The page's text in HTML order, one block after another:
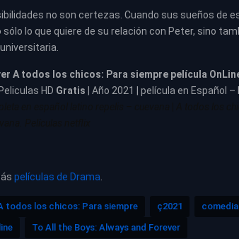
no son certezas. Cuando sus sueños de
sólo lo que quiere de su relación con Peter, sino
A todos los chicos: Para siempre película
Peliculas HD Gratis | Año 2021 | película en Español
películas de Drama
todos los chicos: Para siempre ç2021
To All the Boys: Always and Forever